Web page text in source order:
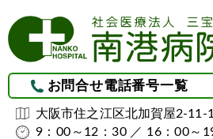
お問合せ電話番号一覧
大阪市住之江区北加賀屋2-11-
9：00～12：30 ／ 16：00～